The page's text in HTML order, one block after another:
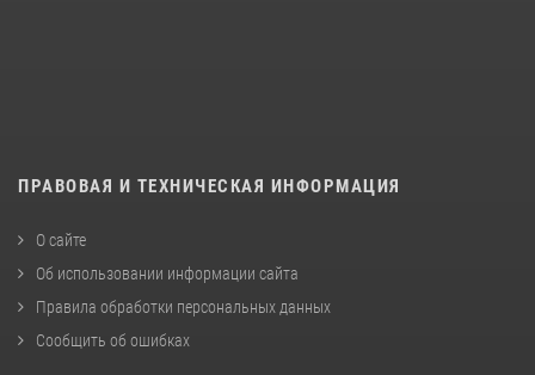
ПРАВОВАЯ И ТЕХНИЧЕСКАЯ ИНФОРМАЦИЯ
О сайте
Об использовании информации сайта
Правила обработки персональных данных
Сообщить об ошибках